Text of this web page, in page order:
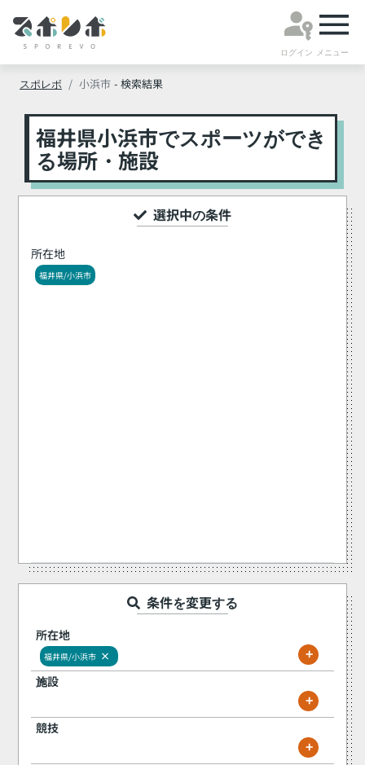
ログイン メニュー
スポレボ 小浜市 - 検索結果
福井県小浜市でスポーツができ
る場所・施設
選択中の条件
所在地
福井県/小浜市
条件を変更する
所在地
福井県/小浜市 × +
施設
+
競技
+